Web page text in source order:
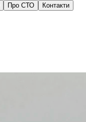
Про СТО Контакти